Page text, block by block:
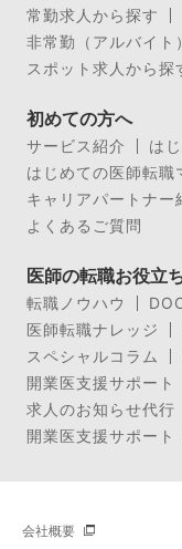
常勤求人から探す
非常勤（アルバイト
スポット求人から探
初めての方へ
サービス紹介
は
はじめての医師転職
キャリアパートナー
よくあるご質問
医師の転職お役立
転職ノウハウ
医師転職ナレッジ
スペシャルコラム
開業医支援サポート
求人のお知らせ代行
開業医支援サポート
会社概要